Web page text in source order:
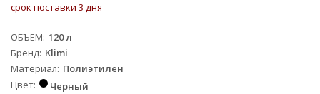
срок поставки 3 дня
ОБЪЕМ 120 л
Бренд Klimi
Материал Полиэтилен
Цвет
Черный